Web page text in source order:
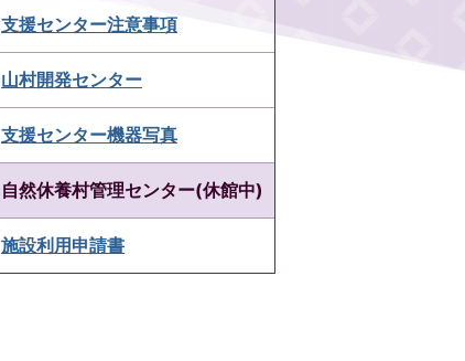
支援センター注意事項
山村開発センター
支援センター機器写真
自然休養村管理センター(休館中)
施設利用申請書